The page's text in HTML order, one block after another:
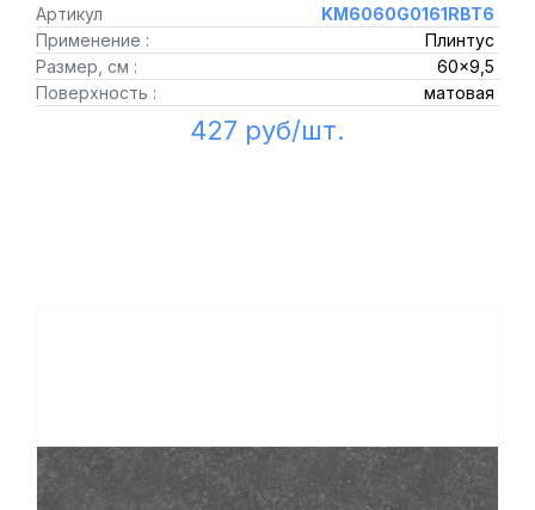
Артикул
KM6060G0161RBT6
Применение :
Плинтус
Размер, см :
60x9,5
Поверхность :
матовая
427 руб/шт.